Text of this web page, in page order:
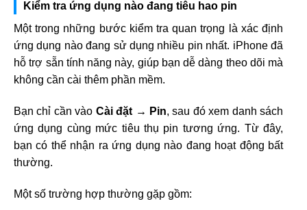
Kiểm tra ứng dụng nào đang tiêu hao pin
Một trong những bước kiểm tra quan trọng là xác định
ứng dụng nào đang sử dụng nhiều pin nhất. iPhone đã
hỗ trợ sẵn tính năng này, giúp bạn dễ dàng theo dõi mà
không cần cài thêm phần mềm.
Bạn chỉ cần vào Cài đặt → Pin, sau đó xem danh sách
ứng dụng cùng mức tiêu thụ pin tương ứng. Từ đây,
bạn có thể nhận ra ứng dụng nào đang hoạt động bất
thường.
Một số trường hợp thường gặp gồm: